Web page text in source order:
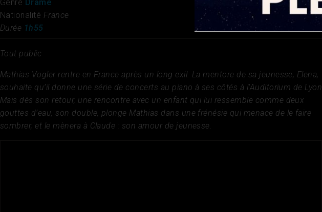
Genre Drame
Nationalité France
Durée 1h55
Tout public
Mathias Vogler rentre en France après un long exil. La mentore de sa jeunesse, Elena,
souhaite qu’il donne une série de concerts au piano à ses côtés à l’Auditorium de Lyon.
Mais dès son retour, une rencontre avec un enfant qui lui ressemble comme deux
gouttes d’eau, son double, plonge Mathias dans une frénésie qui menace de le faire
sombrer, et le mènera à Claude : son amour de jeunesse.